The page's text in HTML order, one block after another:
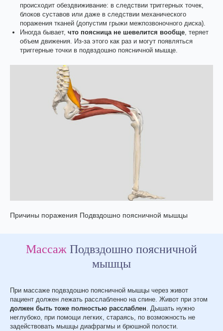
происходит обездвиживание: в следствии триггерных точек,
блоков суставов или даже в следствии механического
поражения тканей (допустим грыжи межпозвоночного диска).
Иногда бывает, что поясница не шевелится вообще, теряет
объем движения. Из-за этого как раз и могут появляться
триггерные точки в подвздошно поясничной мышце.
Причины поражения Подвздошно поясничной мышцы
Массаж Подвздошно поясничной
мышцы
При массаже подвздошно поясничной мышцы через живот
пациент должен лежать расслабленно на спине. Живот при этом
должен быть тоже полностью расслаблен. Дышать нужно
неглубоко, при помощи легких, стараясь, по возможность не
задействовать мышцы диафрагмы и брюшной полости.